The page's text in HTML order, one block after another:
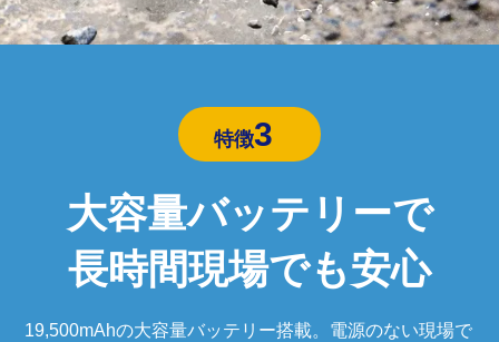
特徴3
大容量バッテリーで
長時間現場でも安心
19,500mAhの大容量バッテリー搭載。電源のない現場で